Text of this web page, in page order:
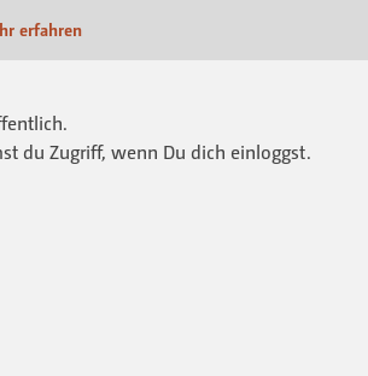
erfahren
du Zugriff, wenn Du dich einloggst.